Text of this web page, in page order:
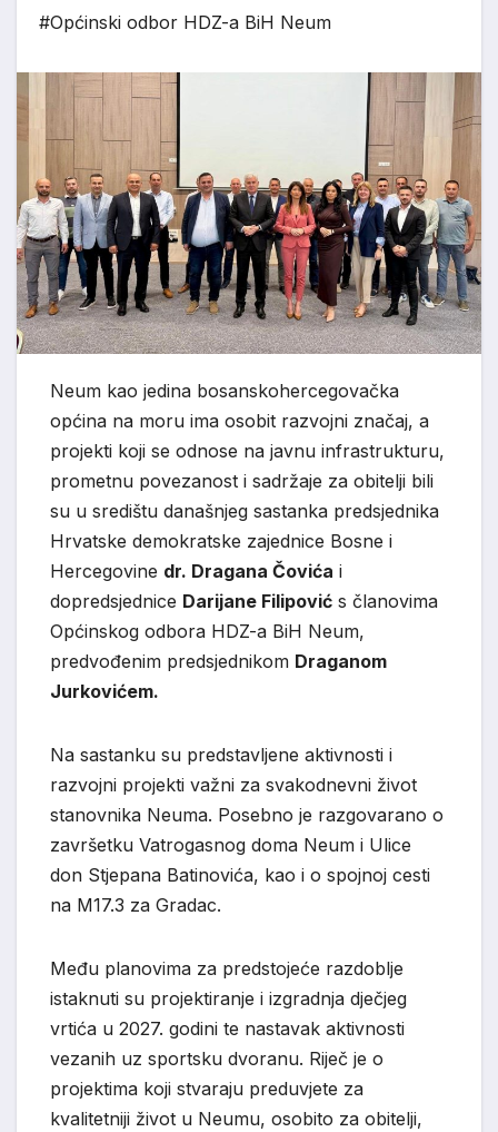
#Općinski odbor HDZ-a BiH Neum
Neum kao jedina bosanskohercegovačka
općina na moru ima osobit razvojni značaj, a
projekti koji se odnose na javnu infrastrukturu,
prometnu povezanost i sadržaje za obitelji bili
su u središtu današnjeg sastanka predsjednika
Hrvatske demokratske zajednice Bosne i
Hercegovine dr. Dragana Čovića i
dopredsjednice Darijane Filipović s članovima
Općinskog odbora HDZ-a BiH Neum,
predvođenim predsjednikom Draganom
Jurkovićem.
Na sastanku su predstavljene aktivnosti i
razvojni projekti važni za svakodnevni život
stanovnika Neuma. Posebno je razgovarano o
završetku Vatrogasnog doma Neum i Ulice
don Stjepana Batinovića, kao i o spojnoj cesti
na M17.3 za Gradac.
Među planovima za predstojeće razdoblje
istaknuti su projektiranje i izgradnja dječjeg
vrtića u 2027. godini te nastavak aktivnosti
vezanih uz sportsku dvoranu. Riječ je o
projektima koji stvaraju preduvjete za
kvalitetniji život u Neumu, osobito za obitelji,